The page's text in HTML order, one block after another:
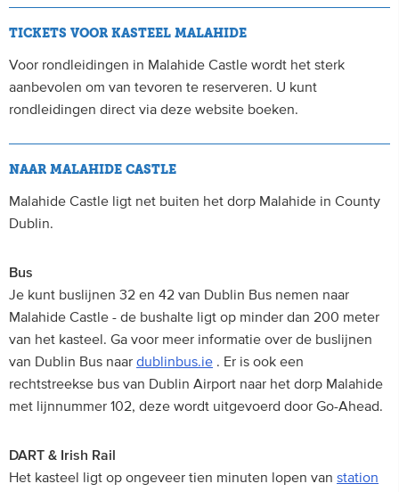
TICKETS VOOR KASTEEL MALAHIDE
Voor rondleidingen in Malahide Castle wordt het sterk
aanbevolen om van tevoren te reserveren. U kunt
rondleidingen direct via deze website boeken.
NAAR MALAHIDE CASTLE
Malahide Castle ligt net buiten het dorp Malahide in County
Dublin.
Bus
Je kunt buslijnen 32 en 42 van Dublin Bus nemen naar
Malahide Castle - de bushalte ligt op minder dan 200 meter
van het kasteel. Ga voor meer informatie over de buslijnen
van Dublin Bus naar dublinbus.ie . Er is ook een
rechtstreekse bus van Dublin Airport naar het dorp Malahide
met lijnnummer 102, deze wordt uitgevoerd door Go-Ahead.
DART & Irish Rail
Het kasteel ligt op ongeveer tien minuten lopen van station